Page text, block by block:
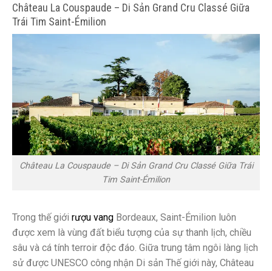
Château La Couspaude – Di Sản Grand Cru Classé Giữa
Trái Tim Saint-Émilion
Château La Couspaude – Di Sản Grand Cru Classé Giữa Trái
Tim Saint-Émilion
Trong thế giới rượu vang Bordeaux, Saint-Émilion luôn
được xem là vùng đất biểu tượng của sự thanh lịch, chiều
sâu và cá tính terroir độc đáo. Giữa trung tâm ngôi làng lịch
sử được UNESCO công nhận Di sản Thế giới này, Château